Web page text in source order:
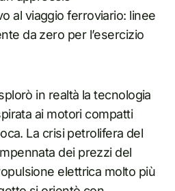
al viaggio ferroviario: linee
da zero per l’esercizio
in realtà la tecnologia
ai motori compatti
La crisi petrolifera del
dei prezzi del
elettrica molto più